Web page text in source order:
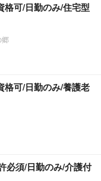
格可/日勤のみ/住宅型
郷
格可/日勤のみ/養護老
必須/日勤のみ/介護付